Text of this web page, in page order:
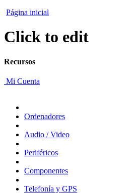
Página inicial
Click to edit
Recursos
Mi Cuenta
Ordenadores
Audio / Video
Periféricos
Componentes
Telefonía y GPS